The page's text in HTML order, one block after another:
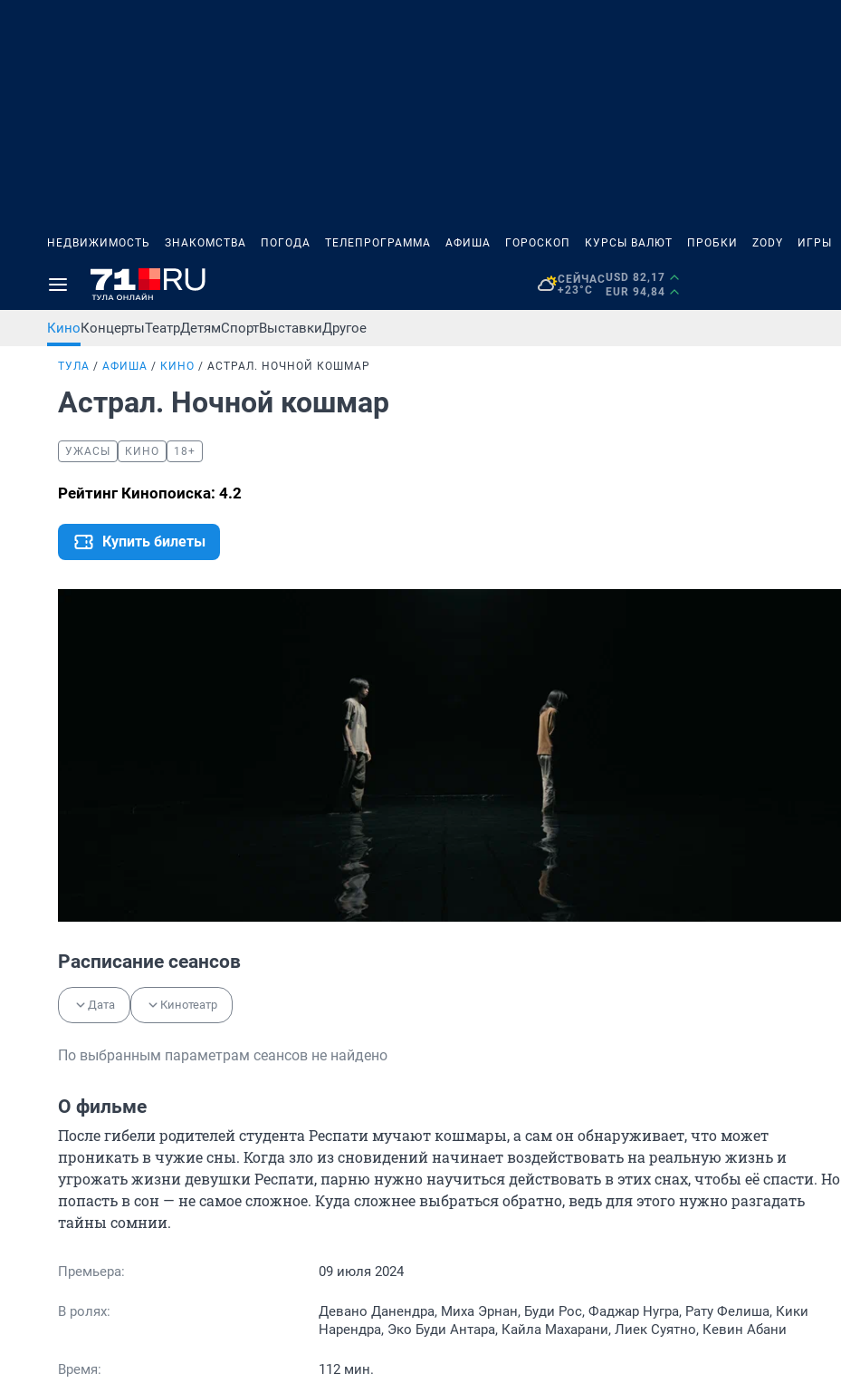
НЕДВИЖИМОСТЬ ЗНАКОМСТВА ПОГОДА ТЕЛЕПРОГРАММА АФИША ГОРОСКОП КУРСЫ ВАЛЮТ ПРОБКИ ZODY ИГРЫ
СЕЙЧАС
+23°C
USD 82,17
EUR 94,84
КиноКонцертыТеатрДетямСпортВыставкиДругое
ТУЛА АФИША КИНО АСТРАЛ. НОЧНОЙ КОШМАР
Астрал. Ночной кошмар
УЖАСЫ КИНО 18+
Рейтинг Кинопоиска: 4.2
Купить билеты
Расписание сеансов
Дата Кинотеатр
По выбранным параметрам сеансов не найдено
О фильме
После гибели родителей студента Респати мучают кошмары, а сам он обнаруживает, что может
проникать в чужие сны. Когда зло из сновидений начинает воздействовать на реальную жизнь и
угрожать жизни девушки Респати, парню нужно научиться действовать в этих снах, чтобы её спасти. Но
попасть в сон — не самое сложное. Куда сложнее выбраться обратно, ведь для этого нужно разгадать
тайны сомнии.
Премьера: 09 июля 2024
В ролях:
Девано Данендра, Миха Эрнан, Буди Рос, Фаджар Нугра, Рату Фелиша, Кики
Нарендра, Эко Буди Антара, Кайла Махарани, Лиек Суятно, Кевин Абани
Время: 112 мин.